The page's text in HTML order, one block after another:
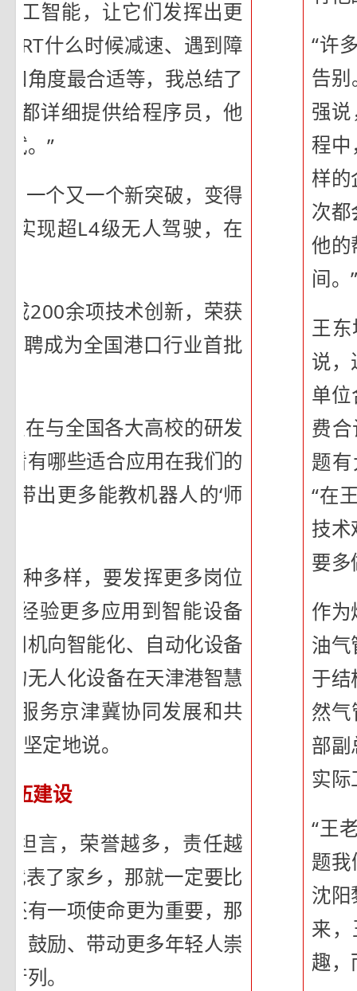
工智能，让它们发挥出更
什么时候减速、遇到障
角度最合适等，我总结了
都详细提供给程序员，他
。”
一个又一个新突破，变得
实现超L4级无人驾驶，在
成200余项技术创新，荣获
聘成为全国港口行业首批
在与全国各大高校的研发
有哪些适合应用在我们的
带出更多能教机器人的‘师
种多样，要发挥更多岗位
经验更多应用到智能设备
机向智能化、自动化设备
无人化设备在天津港智慧
服务京津冀协同发展和共
坚定地说。
伍建设
坦言，荣誉越多，责任越
表了家乡，那就一定要比
有一项使命更为重要，那
鼓励、带动更多年轻人崇
列。
“许
告
强
程
样的
次都
他的
间。
王
说
单
费
题
“在
技术
要多
作为
油气
于结
然
部副
实际
“王
题
沈阳
来
趣，